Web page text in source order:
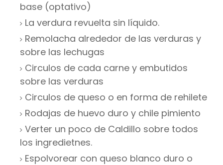
base (optativo)
La verdura revuelta sin líquido.
Remolacha alrededor de las verduras y
sobre las lechugas
Circulos de cada carne y embutidos
sobre las verduras
Circulos de queso o en forma de rehilete
Rodajas de huevo duro y chile pimiento
Verter un poco de Caldillo sobre todos
los ingredietnes.
Espolvorear con queso blanco duro o